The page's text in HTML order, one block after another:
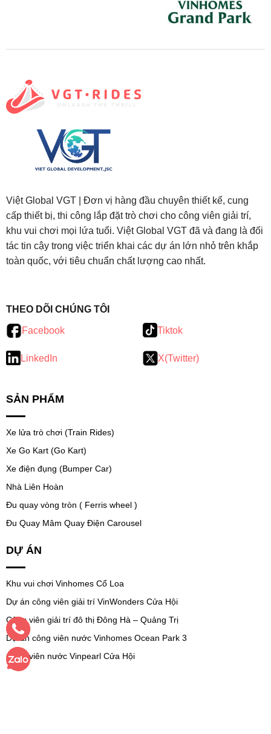
Việt Global VGT | Đơn vị hàng đầu chuyên thiết kế, cung
cấp thiết bị, thi công lắp đặt trò chơi cho công viên giải trí,
khu vui chơi mọi lứa tuổi. Việt Global VGT đã và đang là đối
tác tin cậy trong việc triển khai các dự án lớn nhỏ trên khắp
toàn quốc, với tiêu chuẩn chất lượng cao nhất.
THEO DÕI CHÚNG TÔI
Facebook Tiktok
LinkedIn X(Twitter)
SẢN PHẨM
Xe lửa trò chơi (Train Rides)
Xe Go Kart (Go Kart)
Xe điện đụng (Bumper Car)
Nhà Liên Hoàn
Đu quay vòng tròn ( Ferris wheel )
Đu Quay Mâm Quay Điện Carousel
DỰ ÁN
Khu vui chơi Vinhomes Cổ Loa
Dự án công viên giải trí VinWonders Cửa Hội
Công viên giải trí đô thị Đông Hà – Quảng Trị
Dự án công viên nước Vinhomes Ocean Park 3
Công viên nước Vinpearl Cửa Hội